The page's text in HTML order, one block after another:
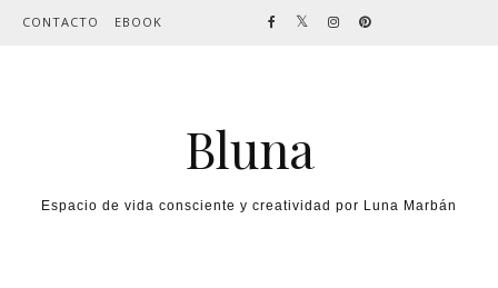
Skip to content
CONTACTO EBOOK
Bluna
Espacio de vida consciente y creatividad por Luna Marbán